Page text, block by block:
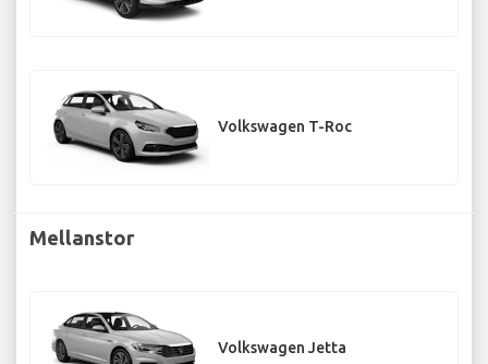
Volkswagen T-Roc
Mellanstor
Volkswagen Jetta